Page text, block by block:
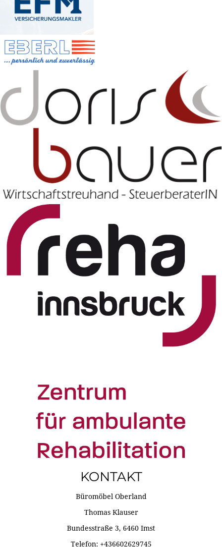
KONTAKT
Büromöbel Oberland
Thomas Klauser
Bundesstraße 3, 6460 Imst
Telefon: +436602629745